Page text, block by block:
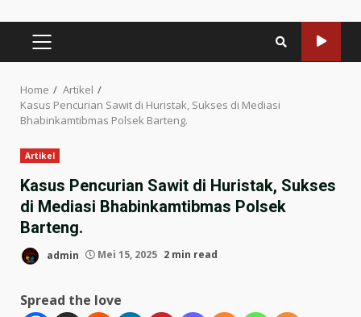
PRIMARY
MENU
Home
Artikel
Kasus Pencurian Sawit di Huristak, Sukses di Mediasi
Bhabinkamtibmas Polsek Barteng.
Artikel
Kasus Pencurian Sawit di Huristak, Sukses
di Mediasi Bhabinkamtibmas Polsek
Barteng.
admin Mei 15, 2025 2 min read
Spread the love